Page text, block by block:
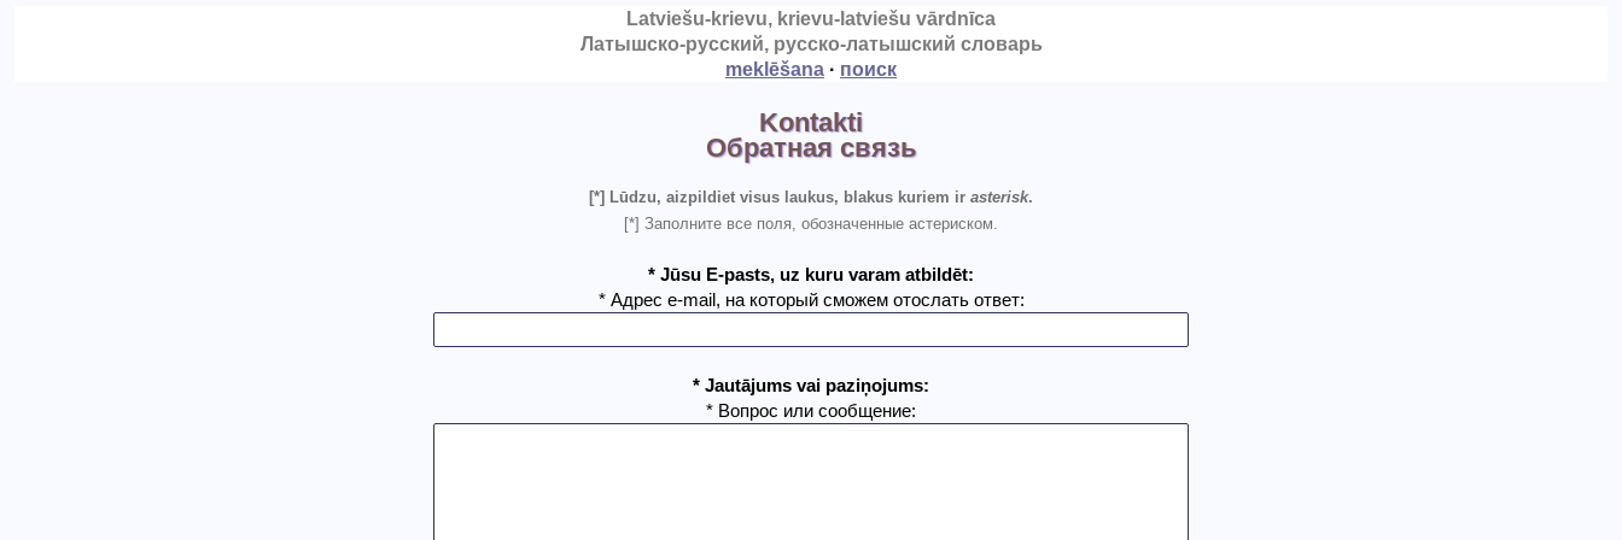
Latviešu-krievu, krievu-latviešu vārdnīca
Латышско-русский, русско-латышский словарь
meklēšana · поиск
Kontakti
Обратная связь
[*] Lūdzu, aizpildiet visus laukus, blakus kuriem ir asterisk.
[*] Заполните все поля, обозначенные астериском.
* Jūsu E-pasts, uz kuru varam atbildēt:
* Адрес e-mail, на который сможем отослать ответ:
* Jautājums vai paziņojums:
* Вопрос или сообщение: